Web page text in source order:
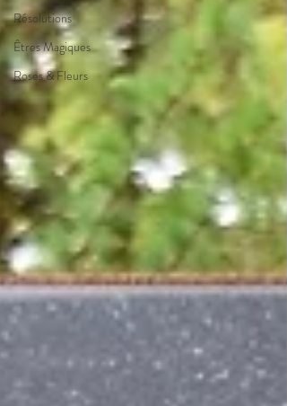
Résolutions
Êtres Magiques
Roses & Fleurs